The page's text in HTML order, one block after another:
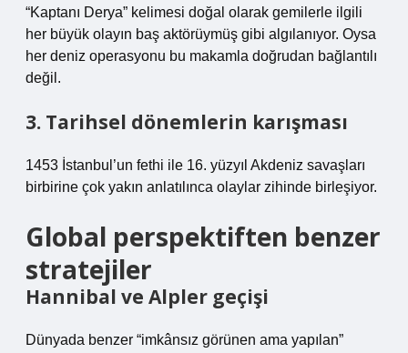
“Kaptanı Derya” kelimesi doğal olarak gemilerle ilgili
her büyük olayın baş aktörüymüş gibi algılanıyor. Oysa
her deniz operasyonu bu makamla doğrudan bağlantılı
değil.
3. Tarihsel dönemlerin karışması
1453 İstanbul’un fethi ile 16. yüzyıl Akdeniz savaşları
birbirine çok yakın anlatılınca olaylar zihinde birleşiyor.
Global perspektiften benzer
stratejiler
Hannibal ve Alpler geçişi
Dünyada benzer “imkânsız görünen ama yapılan”